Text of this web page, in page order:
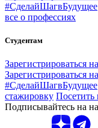
#СделайШагвБудущее
все о профессиях
Студентам
Зарегистрироваться
Зарегистрироваться
#СделайШагвБудущее
стажировку Посетить
Подписывайтесь на